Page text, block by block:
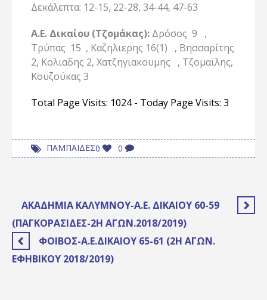
Δεκάλεπτα: 12-15, 22-28, 34-44, 47-63
Α.Ε. Δικαίου (Τζομάκας): Δρόσος 9 ,
Τρύπας 15 , Καζηλιερης 16(1) , Βησσαρίτης
2, Κολιαδης 2, Χατζηγιακουμης , Τζομαϊλης,
Κουζούκας 3
Total Page Visits: 1024 - Today Page Visits: 3
0
0
ΠΑΜΠΑΙΔΕΣ
ΑΚΑΔΗΜΊΑ ΚΑΛΎΜΝΟΥ-Α.Ε. ΔΙΚΑΊΟΥ 60-59
(ΠΑΓΚΟΡΑΣΊΔΕΣ-2Η ΑΓΩΝ.2018/2019)
ΦΟΊΒΟΣ-Α.Ε.ΔΙΚΑΊΟΥ 65-61 (2Η ΑΓΩΝ.
ΕΦΗΒΙΚΟΎ 2018/2019)